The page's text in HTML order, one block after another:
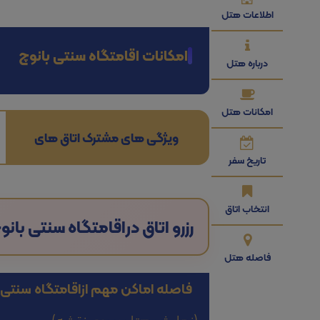
اطلاعات هتل
درباره هتل
امکانات هتل
تاریخ سفر
انتخاب اتاق
فاصله هتل
امکانات اقامتگاه سنتی بانوچ
ویژگی های مشترک اتاق های
رزرو اتاق دراقامتگاه سنتی
فاصله اماکن مهم ازاقامتگاه